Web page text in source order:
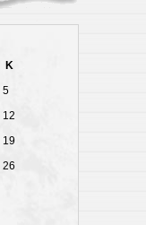
Κ
5
12
19
26